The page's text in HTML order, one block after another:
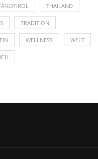
THAILAND
TRADITION
WELLNESS WELT